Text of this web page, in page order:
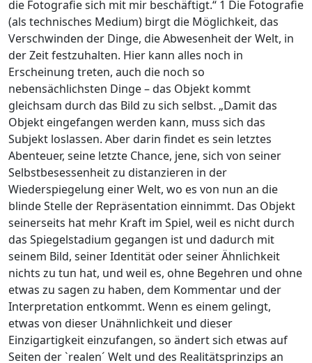
die Fotografie sich mit mir beschäftigt.“ 1 Die Fotografie
(als technisches Medium) birgt die Möglichkeit, das
Verschwinden der Dinge, die Abwesenheit der Welt, in
der Zeit festzuhalten. Hier kann alles noch in
Erscheinung treten, auch die noch so
nebensächlichsten Dinge – das Objekt kommt
gleichsam durch das Bild zu sich selbst. „Damit das
Objekt eingefangen werden kann, muss sich das
Subjekt loslassen. Aber darin findet es sein letztes
Abenteuer, seine letzte Chance, jene, sich von seiner
Selbstbesessenheit zu distanzieren in der
Wiederspiegelung einer Welt, wo es von nun an die
blinde Stelle der Repräsentation einnimmt. Das Objekt
seinerseits hat mehr Kraft im Spiel, weil es nicht durch
das Spiegelstadium gegangen ist und dadurch mit
seinem Bild, seiner Identität oder seiner Ähnlichkeit
nichts zu tun hat, und weil es, ohne Begehren und ohne
etwas zu sagen zu haben, dem Kommentar und der
Interpretation entkommt. Wenn es einem gelingt,
etwas von dieser Unähnlichkeit und dieser
Einzigartigkeit einzufangen, so ändert sich etwas auf
Seiten der `realen´ Welt und des Realitätsprinzips an